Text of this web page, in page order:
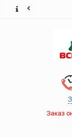
Заказ